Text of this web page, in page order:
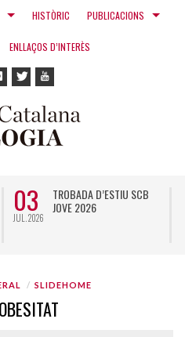
HISTÒRIC PUBLICACIONS
ENLLAÇOS D’INTERÈS
03
JUL. 2026
TROBADA D’ESTIU SCB
JOVE 2026
SLIDEHOME